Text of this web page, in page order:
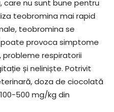
, care nu sunt bune pentru
teobromina mai rapid
teobromina se
provoca simptome
probleme respiratorii
și neliniște. Potrivit
doza de ciocolată
500 mg/kg din